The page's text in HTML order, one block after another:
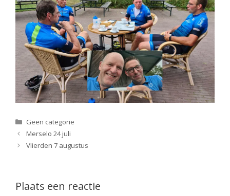
Categorieën
Geen categorie
Merselo 24 juli
Vlierden 7 augustus
Plaats een reactie